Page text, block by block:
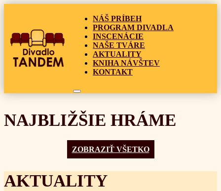
NÁŠ PRÍBEH
PROGRAM DIVADLA
INSCENÁCIE
NAŠE TVÁRE
AKTUALITY
KNIHA NÁVŠTEV
KONTAKT
NAJBLIŽŠIE HRÁME
ZOBRAZIŤ VŠETKO
AKTUALITY